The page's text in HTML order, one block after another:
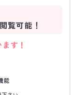
閲覧可能！
す！
能